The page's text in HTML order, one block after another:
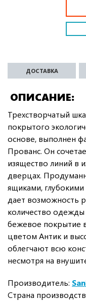
ОПИСАНИЕ
ДОСТАВКА
Трехстворчатый
покрытого
основе, выполнен
Прованс. Он
изящество линий в
дверцах.
ящиками,
дает возможность
количество
бежевое покрытие
цветом Антик и
облегчают всю
несмотря на
Производитель:
Страна